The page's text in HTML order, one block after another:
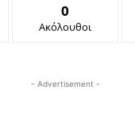
0
Ακόλουθοι
- Advertisement -